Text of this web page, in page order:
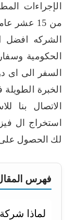
الإجراءات
من 15 عشر عاما فى مجال السياحة والسفر .
الشركه افضل
الحكومية
السفر الى اى
الخبرة
الاتصال بنا
استخراج ال
لك الحصول
فهرس
لماذا